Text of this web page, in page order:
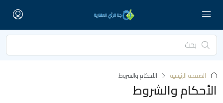
الصفحة الرئيسية الأحكام والشروط
الأحكام والشروط